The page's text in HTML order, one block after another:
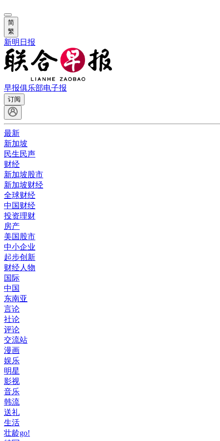
简
繁
新明日报
早报俱乐部电子报
订阅
最新
新加坡
民生民声
财经
新加坡股市
新加坡财经
全球财经
中国财经
投资理财
房产
美国股市
中小企业
起步创新
财经人物
国际
中国
东南亚
言论
社论
评论
交流站
漫画
娱乐
明星
影视
音乐
韩流
送礼
生活
壮龄go!